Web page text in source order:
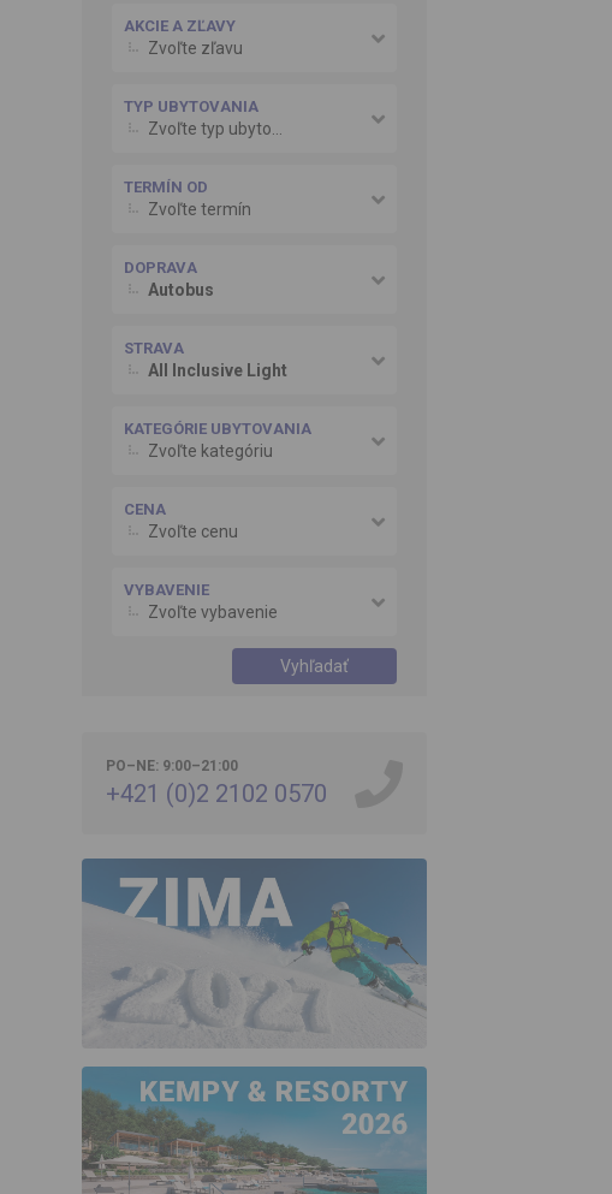
AKCIE A ZĽAVY
Zvoľte zľavu
TYP UBYTOVANIA
Zvoľte typ ubytovania
TERMÍN OD
Zvoľte termín
DOPRAVA
Autobus
STRAVA
All Inclusive Light
KATEGÓRIE UBYTOVANIA
Zvoľte kategóriu
CENA
Zvoľte cenu
VYBAVENIE
Zvoľte vybavenie
Vyhľadať
PO–NE: 9:00–21:00
+421 (0)2 2102 0570